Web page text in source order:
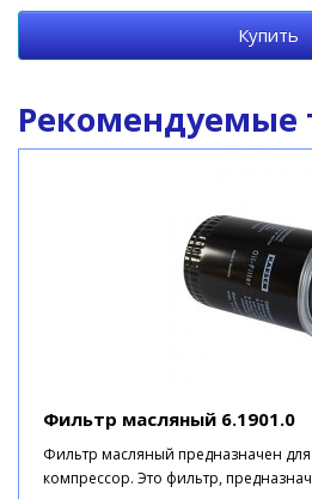
Купить
Рекомендуемые
Фильтр масляный 6.1901.0
Фильтр масляный предназначен
компрессор. Это фильтр,